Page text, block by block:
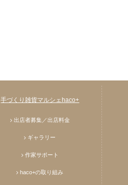
手づくり雑貨マルシェhaco+
出店者募集／出店料金
ギャラリー
作家サポート
haco+の取り組み